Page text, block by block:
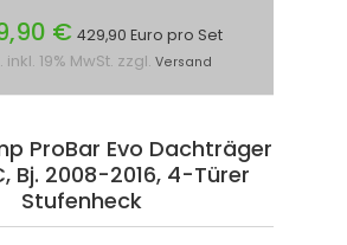
€ 429,90 Euro pro Set
inkl. 19% MwSt. zzgl. Versand
ProBar Evo Dachträger
Bj. 2008-2016, 4-Türer
Stufenheck